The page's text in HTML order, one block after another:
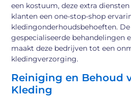
een kostuum, deze extra
klanten een one-stop-shop
kledingonderhoudsbehoeften.
gespecialiseerde behandelingen
maakt deze bedrijven tot een
kledingverzorging.
Reiniging en Behoud
Kleding